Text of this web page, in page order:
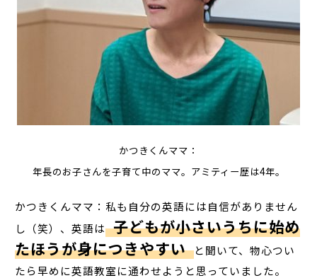
かつきくんママ：
年長のお子さんを子育て中のママ。アミティー歴は4年。
かつきくんママ：私も自分の英語には自信がありません
し（笑）、英語は 子どもが小さいうちに始め
たほうが身につきやすい と聞いて、物心つい
たら早めに英語教室に通わせようと思っていました。